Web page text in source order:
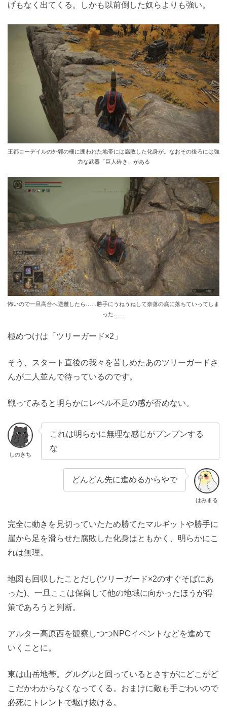
げもなく出てくる。しかも以前倒した奴らよりも強い。
王都ローデイルの外郭の柵に囲われた地帯には腐敗した化身が。なおその後ろには強
力な武器「巨人砕き」がある
怖いので一旦高台へ避難したら……勝手にうねうねして奈落の底に落ちていってしま
った……
極めつけは「ツリーガード×2」
そう、スタート直後の我々を苦しめたあのツリーガードさ
んが二人並んで待っているのです。
戦ってみると明らかにレベル不足の感が否めない。
しのきち
これは明らかに無理な感じがプンプンする
な
はみまる
どんどん先に進めるからやで
完全に動きを見切っていたため勝てたマルギットや勝手に
崖から足を滑らせた腐敗した化身はともかく、明らかにこ
れは無理。
地図も回収したことだし(ツリーガード×2のすぐそばにあ
った)、一旦ここは保留して他の地域に向かったほうが得
策であろうと判断。
アルター高原西を観察しつつNPCイベントなどを進めて
いくことに。
東は山岳地帯。グルグルと回っているとさすがにどこがど
こだかわからなくなってくる。おまけに敵も手ごわいので
必死にトレントで駆け抜ける。